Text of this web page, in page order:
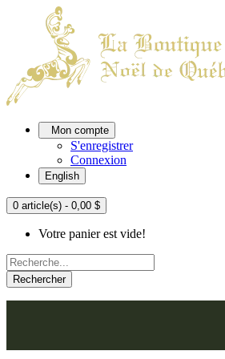
Mon compte
S'enregistrer
Connexion
English
0 article(s) - 0,00 $
Votre panier est vide!
Rechercher